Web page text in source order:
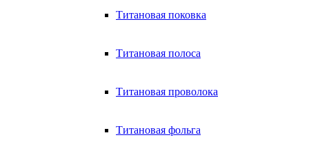
Титановая поковка
Титановая полоса
Титановая проволока
Титановая фольга